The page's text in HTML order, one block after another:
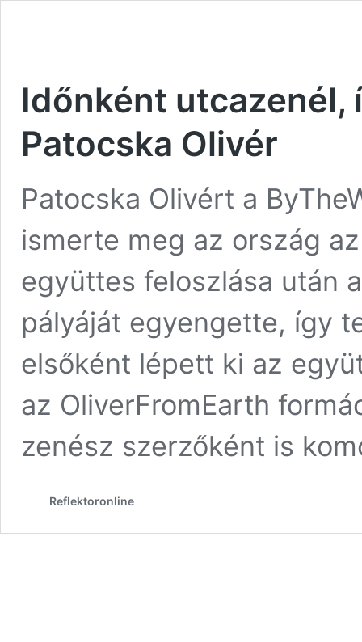
Időnként utcazenél,
Patocska Olivér
Patocska Olivért a
ismerte meg az ország
együttes feloszlása után
pályáját egyengette, így
elsőként lépett ki az
az OliverFromEarth
zenész szerzőként is
Reflektoronline